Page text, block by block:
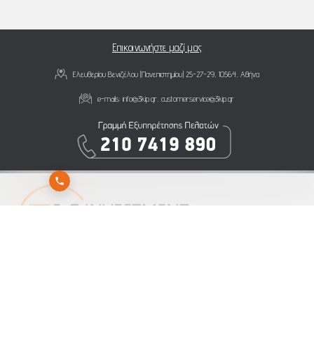
Επικοινωνήστε μαζί μας
Ελευθερίου Βενιζέλου (Πανεπιστημίου) 25-27-29, 10564, Αθήνα
e-mails:info@3kip.gr ,customerservice@3kip.gr